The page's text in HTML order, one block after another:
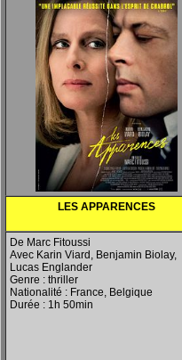
LES APPARENCES
De Marc Fitoussi
Avec Karin Viard, Benjamin Biolay,
Lucas Englander
Genre : thriller
Nationalité : France, Belgique
Durée : 1h 50min